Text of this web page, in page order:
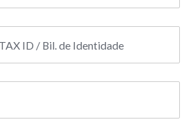
ID / Bil. de Identidade